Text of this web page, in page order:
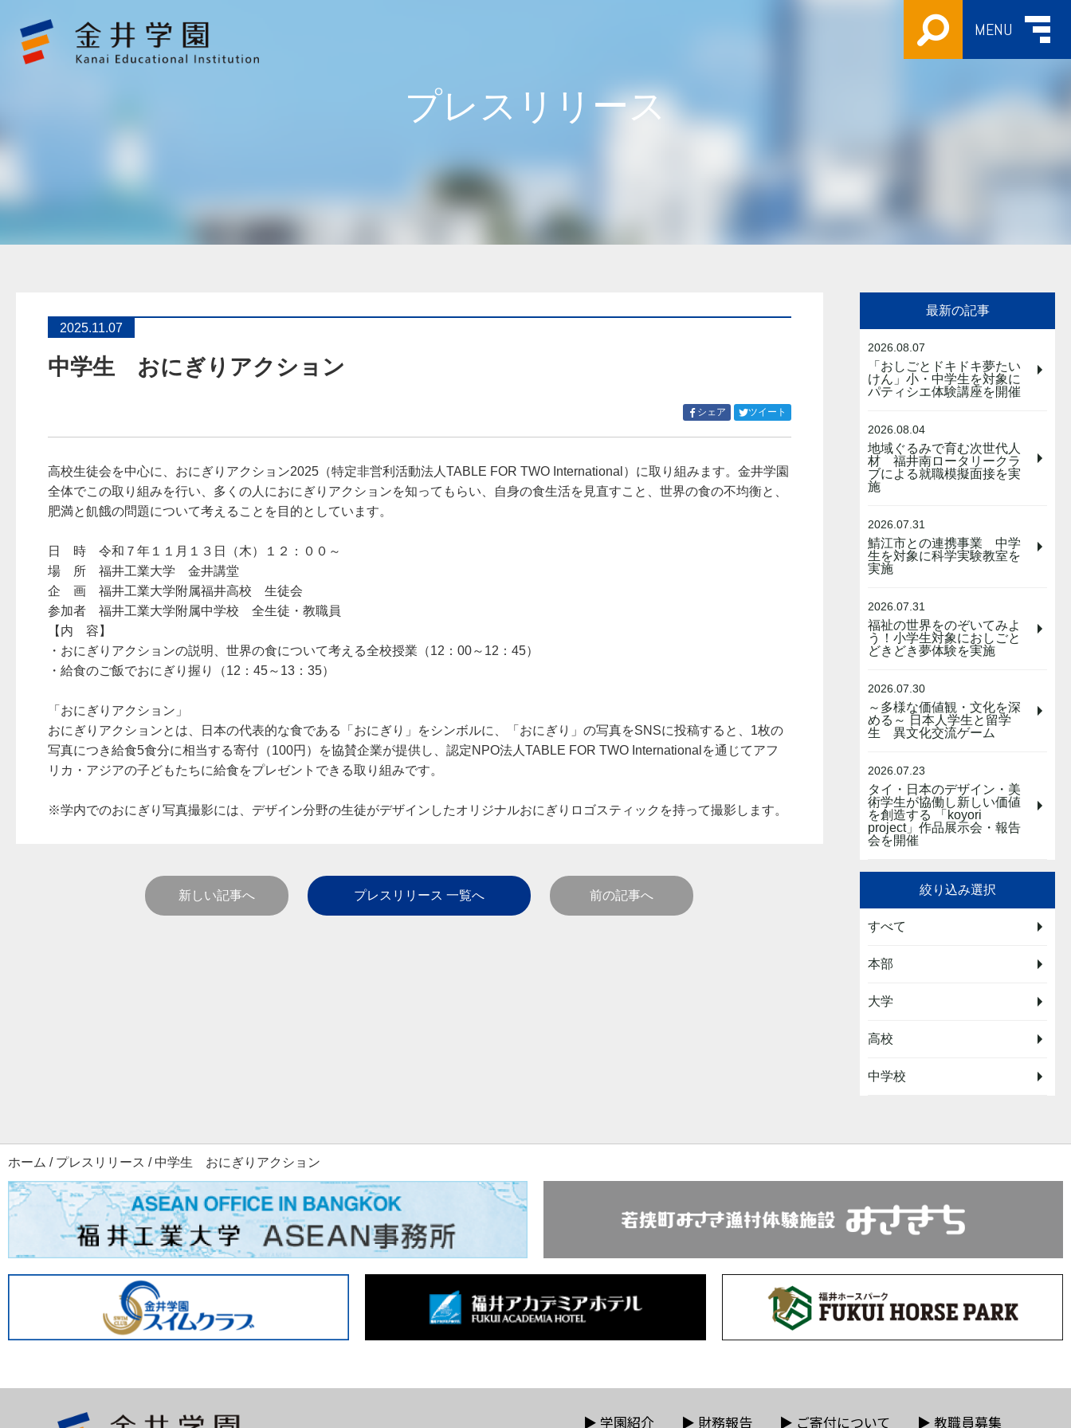
生
園
MENU
プレスリリース
2025.11.07
中学生 おにぎりアクション
シェアFacebook
ア
す
ツイート
ア
高校生徒会を中心に、おにぎりアクション2025（特定非営利活動法人TABLE FOR TWO International）に取り組みます。金井学園
全体でこの取り組みを行い、多くの人におにぎりアクションを知ってもらい、自身の食生活を見直すこと、世界の食の不均衡と、
肥満と飢餓の問題について考えることを目的としています。
日 時 令和７年１１月１３日（木）１２：００～
場 所 福井工業大学 金井講堂
企 画 福井工業大学附属福井高校 生徒会
参加者 福井工業大学附属中学校 全生徒・教職員
【内 容】
・おにぎりアクションの説明、世界の食について考える全校授業（12：00～12：45）
・給食のご飯でおにぎり握り（12：45～13：35）
「おにぎりアクション」
おにぎりアクションとは、日本の代表的な食である「おにぎり」をシンボルに、「おにぎり」の写真をSNSに投稿すると、1枚の
写真につき給食5食分に相当する寄付（100円）を協賛企業が提供し、認定NPO法人TABLE FOR TWO Internationalを通じてアフ
リカ・アジアの子どもたちに給食をプレゼントできる取り組みです。
※学内でのおにぎり写真撮影には、デザイン分野の生徒がデザインしたオリジナルおにぎりロゴスティックを持って撮影します。
新しい記事へ プレスリリース 一覧へ 前の記事へ
最新の記事
2026.08.07
「おしごとドキドキ夢たい
けん」小・中学生を対象に
パティシエ体験講座を開催
2026.08.04
地域ぐるみで育む次世代人
材 福井南ロータリークラ
ブによる就職模擬面接を実
施
2026.07.31
鯖江市との連携事業 中学
生を対象に科学実験教室を
実施
2026.07.31
福祉の世界をのぞいてみよ
う！小学生対象におしごと
どきどき夢体験を実施
2026.07.30
～多様な価値観・文化を深
める～ 日本人学生と留学
生 異文化交流ゲーム
2026.07.23
タイ・日本のデザイン・美
術学生が協働し新しい価値
を創造する 「koyori
project」作品展示会・報告
会を開催
絞り込み選択
すべて
本部
大学
高校
中学校
ホーム / プレスリリース / 中学生 おにぎりアクション
▶ 学園紹介 ▶ 財務報告 ▶ ご寄付について ▶ 教職員募集